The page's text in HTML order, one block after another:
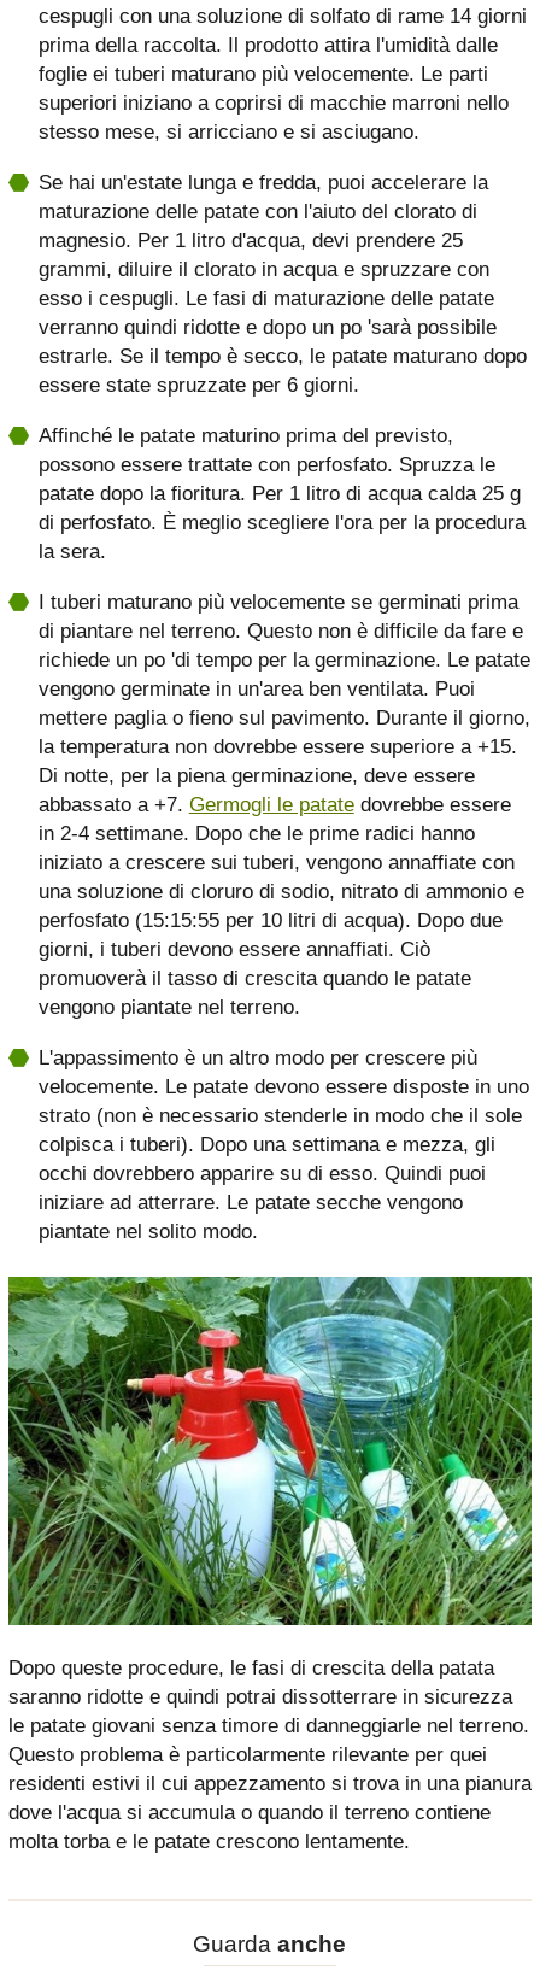
cespugli con una soluzione di solfato di rame 14 giorni
prima della raccolta. Il prodotto attira l'umidità dalle
foglie ei tuberi maturano più velocemente. Le parti
superiori iniziano a coprirsi di macchie marroni nello
stesso mese, si arricciano e si asciugano.
Se hai un'estate lunga e fredda, puoi accelerare la
maturazione delle patate con l'aiuto del clorato di
magnesio. Per 1 litro d'acqua, devi prendere 25
grammi, diluire il clorato in acqua e spruzzare con
esso i cespugli. Le fasi di maturazione delle patate
verranno quindi ridotte e dopo un po 'sarà possibile
estrarle. Se il tempo è secco, le patate maturano dopo
essere state spruzzate per 6 giorni.
Affinché le patate maturino prima del previsto,
possono essere trattate con perfosfato. Spruzza le
patate dopo la fioritura. Per 1 litro di acqua calda 25 g
di perfosfato. È meglio scegliere l'ora per la procedura
la sera.
I tuberi maturano più velocemente se germinati prima
di piantare nel terreno. Questo non è difficile da fare e
richiede un po 'di tempo per la germinazione. Le patate
vengono germinate in un'area ben ventilata. Puoi
mettere paglia o fieno sul pavimento. Durante il giorno,
la temperatura non dovrebbe essere superiore a +15.
Di notte, per la piena germinazione, deve essere
abbassato a +7. Germogli le patatedovrebbe essere
in 2-4 settimane. Dopo che le prime radici hanno
iniziato a crescere sui tuberi, vengono annaffiate con
una soluzione di cloruro di sodio, nitrato di ammonio e
perfosfato (15:15:55 per 10 litri di acqua). Dopo due
giorni, i tuberi devono essere annaffiati. Ciò
promuoverà il tasso di crescita quando le patate
vengono piantate nel terreno.
L'appassimento è un altro modo per crescere più
velocemente. Le patate devono essere disposte in uno
strato (non è necessario stenderle in modo che il sole
colpisca i tuberi). Dopo una settimana e mezza, gli
occhi dovrebbero apparire su di esso. Quindi puoi
iniziare ad atterrare. Le patate secche vengono
piantate nel solito modo.
Dopo queste procedure, le fasi di crescita della patata
saranno ridotte e quindi potrai dissotterrare in sicurezza
le patate giovani senza timore di danneggiarle nel terreno.
Questo problema è particolarmente rilevante per quei
residenti estivi il cui appezzamento si trova in una pianura
dove l'acqua si accumula o quando il terreno contiene
molta torba e le patate crescono lentamente.
Guardaanche